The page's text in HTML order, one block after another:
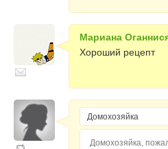
Мариана
Хороший рецепт